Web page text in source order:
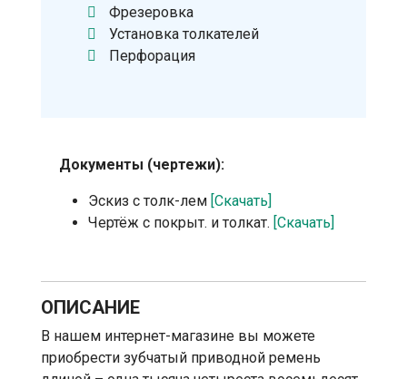
Фрезеровка
Установка толкателей
Перфорация
Документы (чертежи):
Эскиз с толк-лем [Скачать]
Чертёж с покрыт. и толкат. [Скачать]
ОПИСАНИЕ
В нашем интернет-магазине вы можете
приобрести зубчатый приводной ремень